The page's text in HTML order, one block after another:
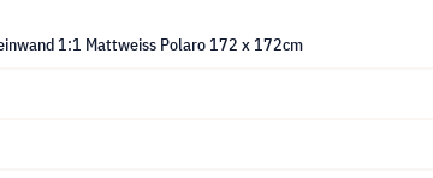
1:1 Mattweiss Polaro 172 x 172cm